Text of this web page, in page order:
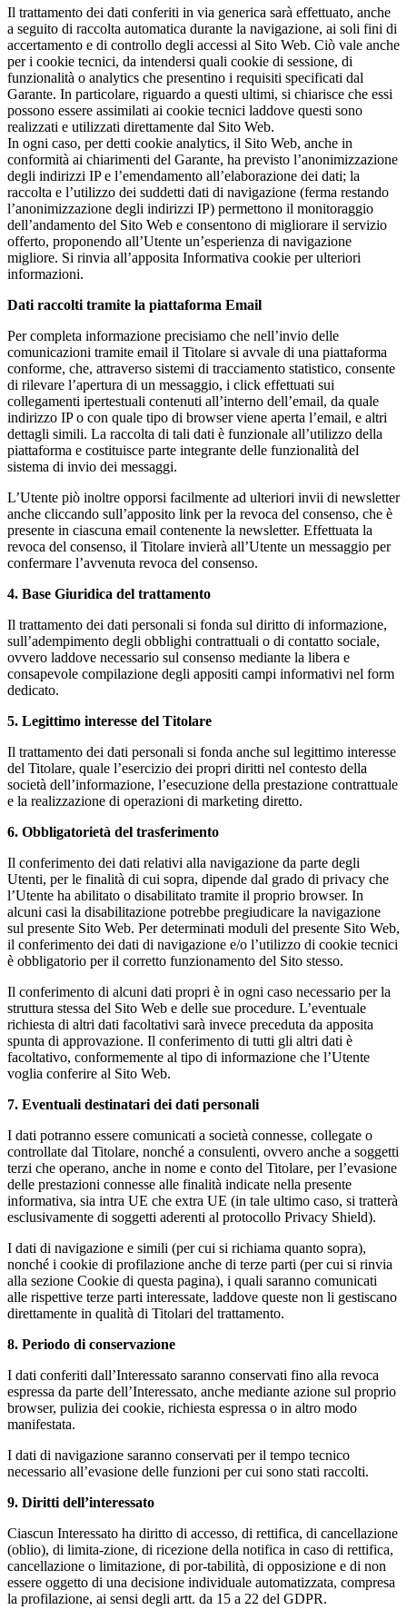
Il trattamento dei dati conferiti in via generica sarà effettuato, anche
a seguito di raccolta automatica durante la navigazione, ai soli fini di
accertamento e di controllo degli accessi al Sito Web. Ciò vale anche
per i cookie tecnici, da intendersi quali cookie di sessione, di
funzionalità o analytics che presentino i requisiti specificati dal
Garante. In particolare, riguardo a questi ultimi, si chiarisce che essi
possono essere assimilati ai cookie tecnici laddove questi sono
realizzati e utilizzati direttamente dal Sito Web.
In ogni caso, per detti cookie analytics, il Sito Web, anche in
conformità ai chiarimenti del Garante, ha previsto l’anonimizzazione
degli indirizzi IP e l’emendamento all’elaborazione dei dati; la
raccolta e l’utilizzo dei suddetti dati di navigazione (ferma restando
l’anonimizzazione degli indirizzi IP) permettono il monitoraggio
dell’andamento del Sito Web e consentono di migliorare il servizio
offerto, proponendo all’Utente un’esperienza di navigazione
migliore. Si rinvia all’apposita Informativa cookie per ulteriori
informazioni.
Dati raccolti tramite la piattaforma Email
Per completa informazione precisiamo che nell’invio delle
comunicazioni tramite email il Titolare si avvale di una piattaforma
conforme, che, attraverso sistemi di tracciamento statistico, consente
di rilevare l’apertura di un messaggio, i click effettuati sui
collegamenti ipertestuali contenuti all’interno dell’email, da quale
indirizzo IP o con quale tipo di browser viene aperta l’email, e altri
dettagli simili. La raccolta di tali dati è funzionale all’utilizzo della
piattaforma e costituisce parte integrante delle funzionalità del
sistema di invio dei messaggi.
L’Utente piò inoltre opporsi facilmente ad ulteriori invii di newsletter
anche cliccando sull’apposito link per la revoca del consenso, che è
presente in ciascuna email contenente la newsletter. Effettuata la
revoca del consenso, il Titolare invierà all’Utente un messaggio per
confermare l’avvenuta revoca del consenso.
4. Base Giuridica del trattamento
Il trattamento dei dati personali si fonda sul diritto di informazione,
sull’adempimento degli obblighi contrattuali o di contatto sociale,
ovvero laddove necessario sul consenso mediante la libera e
consapevole compilazione degli appositi campi informativi nel form
dedicato.
5. Legittimo interesse del Titolare
Il trattamento dei dati personali si fonda anche sul legittimo interesse
del Titolare, quale l’esercizio dei propri diritti nel contesto della
società dell’informazione, l’esecuzione della prestazione contrattuale
e la realizzazione di operazioni di marketing diretto.
6. Obbligatorietà del trasferimento
Il conferimento dei dati relativi alla navigazione da parte degli
Utenti, per le finalità di cui sopra, dipende dal grado di privacy che
l’Utente ha abilitato o disabilitato tramite il proprio browser. In
alcuni casi la disabilitazione potrebbe pregiudicare la navigazione
sul presente Sito Web. Per determinati moduli del presente Sito Web,
il conferimento dei dati di navigazione e/o l’utilizzo di cookie tecnici
è obbligatorio per il corretto funzionamento del Sito stesso.
Il conferimento di alcuni dati propri è in ogni caso necessario per la
struttura stessa del Sito Web e delle sue procedure. L’eventuale
richiesta di altri dati facoltativi sarà invece preceduta da apposita
spunta di approvazione. Il conferimento di tutti gli altri dati è
facoltativo, conformemente al tipo di informazione che l’Utente
voglia conferire al Sito Web.
7. Eventuali destinatari dei dati personali
I dati potranno essere comunicati a società connesse, collegate o
controllate dal Titolare, nonché a consulenti, ovvero anche a soggetti
terzi che operano, anche in nome e conto del Titolare, per l’evasione
delle prestazioni connesse alle finalità indicate nella presente
informativa, sia intra UE che extra UE (in tale ultimo caso, si tratterà
esclusivamente di soggetti aderenti al protocollo Privacy Shield).
I dati di navigazione e simili (per cui si richiama quanto sopra),
nonché i cookie di profilazione anche di terze parti (per cui si rinvia
alla sezione Cookie di questa pagina), i quali saranno comunicati
alle rispettive terze parti interessate, laddove queste non li gestiscano
direttamente in qualità di Titolari del trattamento.
8. Periodo di conservazione
I dati conferiti dall’Interessato saranno conservati fino alla revoca
espressa da parte dell’Interessato, anche mediante azione sul proprio
browser, pulizia dei cookie, richiesta espressa o in altro modo
manifestata.
I dati di navigazione saranno conservati per il tempo tecnico
necessario all’evasione delle funzioni per cui sono stati raccolti.
9. Diritti dell’interessato
Ciascun Interessato ha diritto di accesso, di rettifica, di cancellazione
(oblio), di limita-zione, di ricezione della notifica in caso di rettifica,
cancellazione o limitazione, di por-tabilità, di opposizione e di non
essere oggetto di una decisione individuale automatizzata, compresa
la profilazione, ai sensi degli artt. da 15 a 22 del GDPR.